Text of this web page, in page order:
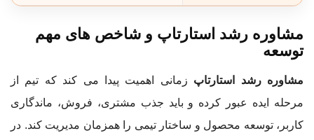
مشاوره رشد استارتاپ و شاخص های مهم
توسعه
مشاوره رشد استارتاپ زمانی اهمیت پیدا می کند که تیم از
مرحله ایده عبور کرده و باید جذب مشتری، فروش، ماندگاری
کاربر، توسعه محصول و ساختار تیمی را همزمان مدیریت کند. در